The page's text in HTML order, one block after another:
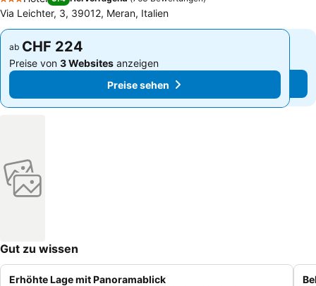
3 Sterne
Via Leichter, 3, 39012, Meran, Italien
ab CHF 224
Preise von 3 Websitesanzeigen
Preise sehen
ab CHF 224
Preise von 3 Websites anzeigen
Preise sehen
Gut zu wissen
Erhöhte Lage mit Panoramablick